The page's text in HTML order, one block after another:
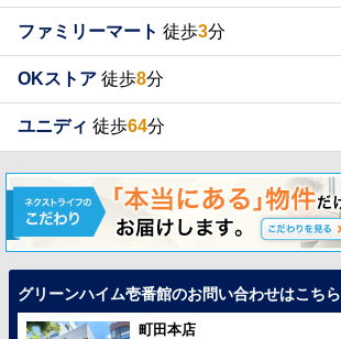
ファミリーマート 徒歩3分
OKストア 徒歩8分
ユニディ 徒歩64分
グリーンハイム壱番館のお問い合わせはこちら
町田本店